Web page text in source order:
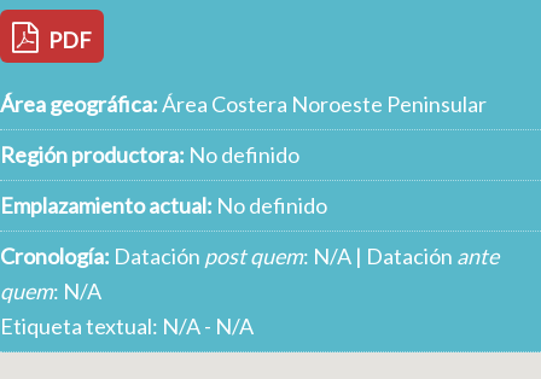
PDF
Área geográfica:Área Costera Noroeste Peninsular
Región productora: No definido
Emplazamiento actual: No definido
Cronología: Datación post quem: N/A | Datación ante
quem: N/A
Etiqueta textual: N/A - N/A